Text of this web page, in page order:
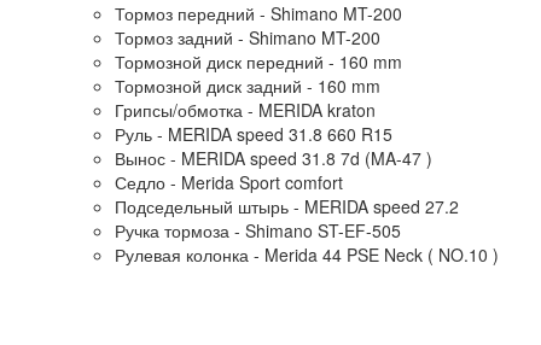
Тормоз передний - Shimano MT-200
Тормоз задний - Shimano MT-200
Тормозной диск передний - 160 mm
Тормозной диск задний - 160 mm
Грипсы/обмотка - MERIDA kraton
Руль - MERIDA speed 31.8 660 R15
Вынос - MERIDA speed 31.8 7d (MA-47 )
Седло - Merida Sport comfort
Подседельный штырь - MERIDA speed 27.2
Ручка тормоза - Shimano ST-EF-505
Рулевая колонка - Merida 44 PSE Neck ( NO.10 )